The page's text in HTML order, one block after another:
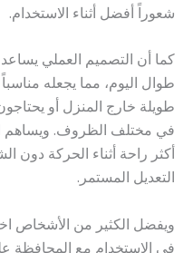
شعوراً أفضل أثناء الاستخدام.
كما أن التصميم العملي
طوال اليوم، مما يجعله
طويلة خارج المنزل أو
في مختلف الظروف. ويساهم
أكثر راحة أثناء الحركة دون
التعديل المستمر.
ويفضل الكثير من الأشخاص
في الاستخدام مع المحافظة